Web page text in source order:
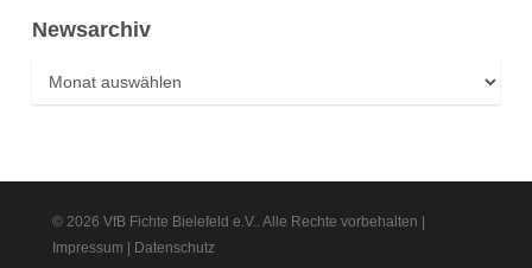
Newsarchiv
Newsarchiv
© 2026 VfB Fichte Bielefeld e.V.. Alle Rechte vorbehalten |
Impressum
Datenschutz